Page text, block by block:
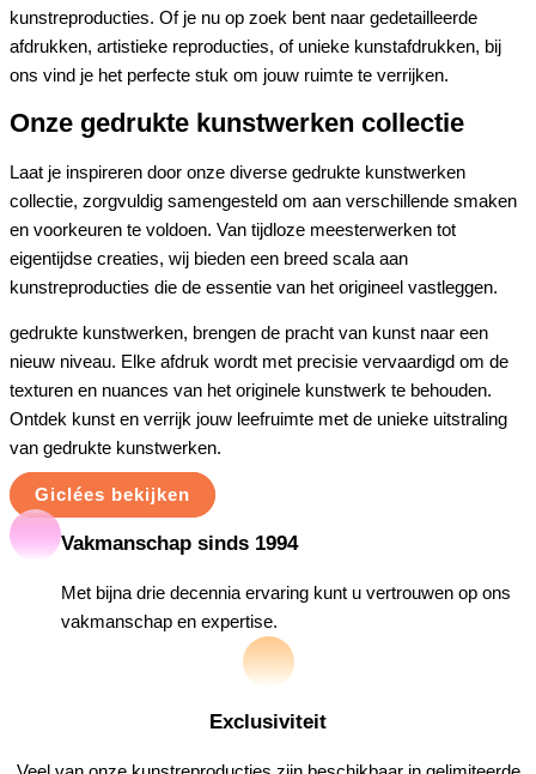
kunstreproducties. Of je nu op zoek bent naar gedetailleerde
afdrukken, artistieke reproducties, of unieke kunstafdrukken, bij
ons vind je het perfecte stuk om jouw ruimte te verrijken.
Onze gedrukte kunstwerken collectie
Laat je inspireren door onze diverse gedrukte kunstwerken
collectie, zorgvuldig samengesteld om aan verschillende smaken
en voorkeuren te voldoen. Van tijdloze meesterwerken tot
eigentijdse creaties, wij bieden een breed scala aan
kunstreproducties die de essentie van het origineel vastleggen.
gedrukte kunstwerken, brengen de pracht van kunst naar een
nieuw niveau. Elke afdruk wordt met precisie vervaardigd om de
texturen en nuances van het originele kunstwerk te behouden.
Ontdek kunst en verrijk jouw leefruimte met de unieke uitstraling
van gedrukte kunstwerken.
Giclées bekijken
Vakmanschap sinds 1994
Met bijna drie decennia ervaring kunt u vertrouwen op ons
vakmanschap en expertise.
Exclusiviteit